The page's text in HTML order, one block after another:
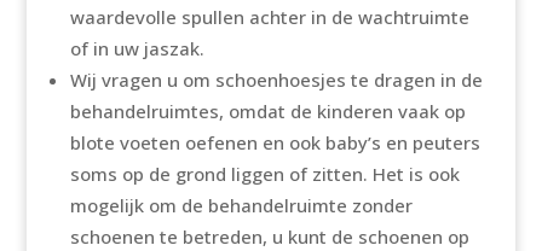
waardevolle spullen achter in de wachtruimte
of in uw jaszak.
Wij vragen u om schoenhoesjes te dragen in de
behandelruimtes, omdat de kinderen vaak op
blote voeten oefenen en ook baby’s en peuters
soms op de grond liggen of zitten. Het is ook
mogelijk om de behandelruimte zonder
schoenen te betreden, u kunt de schoenen op